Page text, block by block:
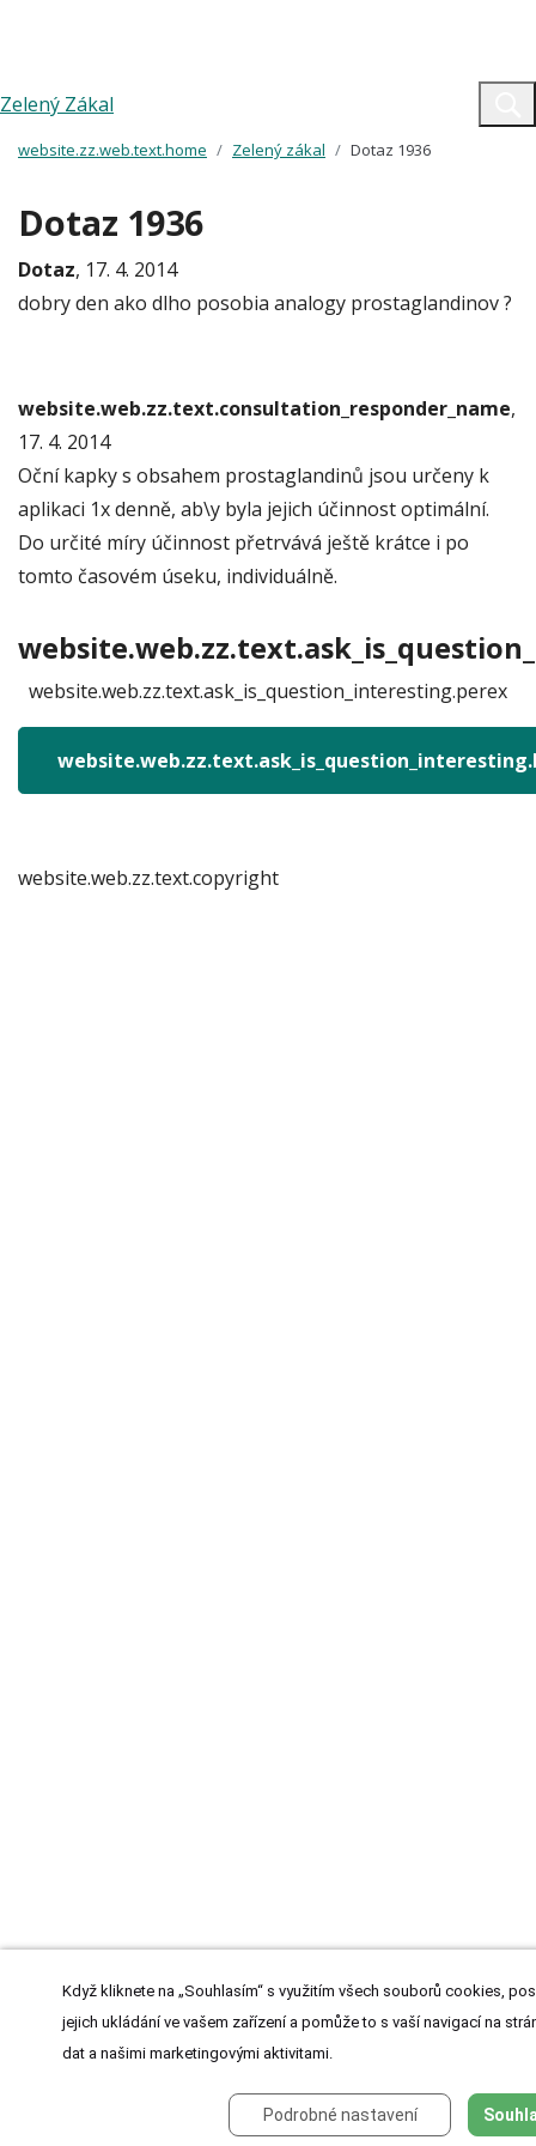
Zelený Zákal
website.zz.web.text.home Zelený zákal Dotaz 1936
Dotaz 1936
Dotaz, 17. 4. 2014
dobry den ako dlho posobia analogy prostaglandinov ?
website.web.zz.text.consultation_responder_name,
17. 4. 2014
Oční kapky s obsahem prostaglandinů jsou určeny k
aplikaci 1x denně, ab\y byla jejich účinnost optimální.
Do určité míry účinnost přetrvává ještě krátce i po
tomto časovém úseku, individuálně.
website.web.zz.text.ask_is_question_interesting.perex
website.web.zz.text.copyright
Když kliknete na „Souhlasím“ s využitím všech souborů cookies,
jejich ukládání ve vašem zařízení a pomůže to s vaší navigací na
dat a našimi marketingovými aktivitami.
Podrobné nastavení